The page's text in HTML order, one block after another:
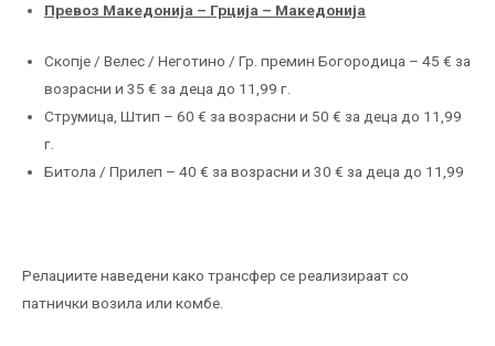
Превоз Македонија – Грција – Македонија
Скопје / Велес / Неготино / Гр. премин Богородица – 45 € за
возрасни и 35 € за деца до 11,99 г.
Струмица, Штип – 60 € за возрасни и 50 € за деца до 11,99
г.
Битола / Прилеп – 40 € за возрасни и 30 € за деца до 11,99
Релациите наведени како трансфер се реализираат со
патнички возила или комбe.